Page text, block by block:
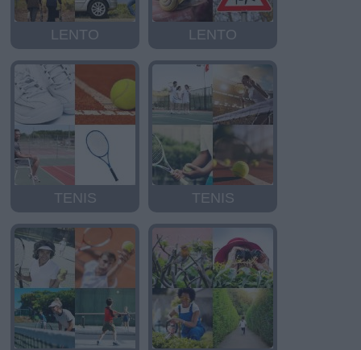
LENTO LENTO
TENIS TENIS